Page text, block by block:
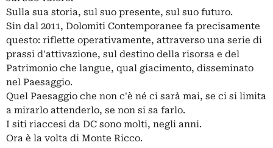
Sulla sua storia, sul suo presente, sul suo futuro.
Sin dal 2011, Dolomiti Contemporanee fa precisamente
questo: riflette operativamente, attraverso una serie di
prassi d'attivazione, sul destino della risorsa e del
Patrimonio che langue, qual giacimento, disseminato
nel Paesaggio.
Quel Paesaggio che non c'è né ci sarà mai, se ci si limita
a mirarlo attenderlo, se non si sa farlo.
I siti riaccesi da DC sono molti, negli anni.
Ora è la volta di Monte Ricco.